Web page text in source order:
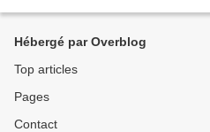
Hébergé par Overblog
Top articles
Pages
Contact